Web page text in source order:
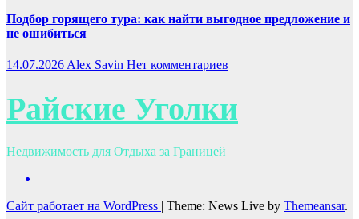
Подбор горящего тура: как найти выгодное предложение и
не ошибиться
14.07.2026 Alex Savin Нет комментариев
Райские Уголки
Недвижимость для Отдыха за Границей
Сайт работает на WordPress | Theme: News Live by Themeansar.